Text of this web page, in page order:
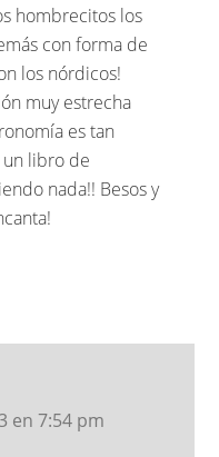
hombrecitos los
con forma de
los nórdicos!
muy estrecha
es tan
un libro de
nada!! Besos y
en 7:54 pm